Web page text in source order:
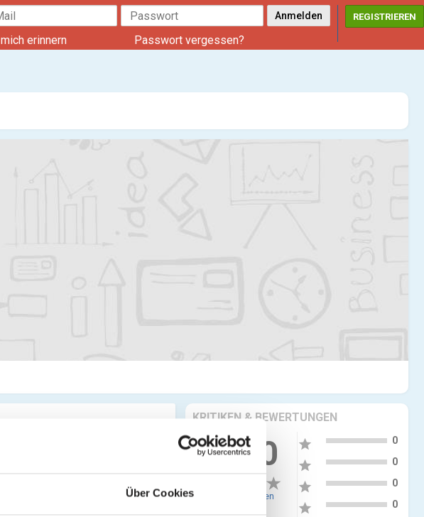
Über Cookies
erinnern Passwort vergessen?
REGISTRIEREN
KRITIKEN & BEWERTUNGEN
0.00
0 Bewertungen
star 0
star 0
star 0
star 0